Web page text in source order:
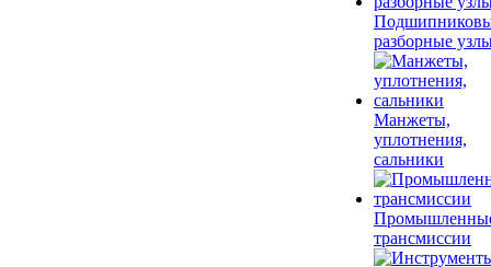
разборные
Манжеты,
уплотнения,
сальники
трансмиссии